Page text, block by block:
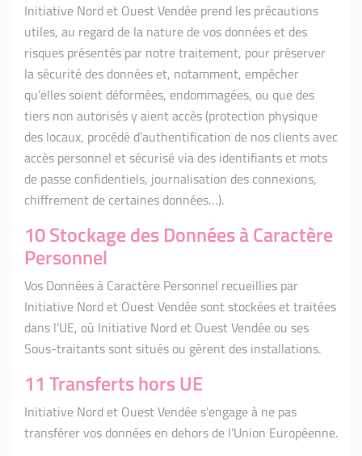
Initiative Nord et Ouest Vendée prend les précautions
utiles, au regard de la nature de vos données et des
risques présentés par notre traitement, pour préserver
la sécurité des données et, notamment, empêcher
qu’elles soient déformées, endommagées, ou que des
tiers non autorisés y aient accès (protection physique
des locaux, procédé d’authentification de nos clients avec
accès personnel et sécurisé via des identifiants et mots
de passe confidentiels, journalisation des connexions,
chiffrement de certaines données…).
10 Stockage des Données à Caractère
Personnel
Vos Données à Caractère Personnel recueillies par
Initiative Nord et Ouest Vendée sont stockées et traitées
dans l’UE, où Initiative Nord et Ouest Vendée ou ses
Sous-traitants sont situés ou gèrent des installations.
11 Transferts hors UE
Initiative Nord et Ouest Vendée s’engage à ne pas
transférer vos données en dehors de l’Union Européenne.